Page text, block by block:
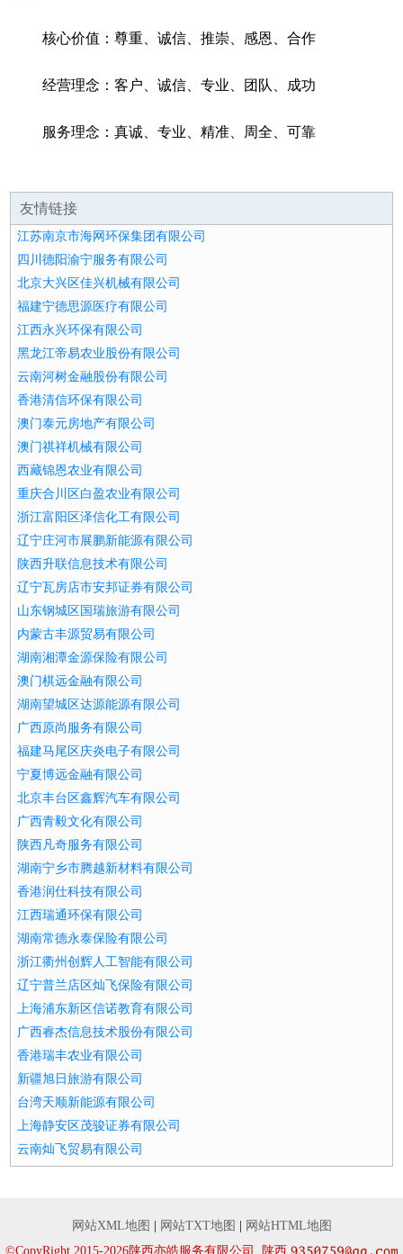
核心价值：尊重、诚信、推崇、感恩、合作
经营理念：客户、诚信、专业、团队、成功
服务理念：真诚、专业、精准、周全、可靠
友情链接
江苏南京市海网环保集团有限公司
四川德阳渝宁服务有限公司
北京大兴区佳兴机械有限公司
福建宁德思源医疗有限公司
江西永兴环保有限公司
黑龙江帝易农业股份有限公司
云南河树金融股份有限公司
香港清信环保有限公司
澳门泰元房地产有限公司
澳门祺祥机械有限公司
西藏锦恩农业有限公司
重庆合川区白盈农业有限公司
浙江富阳区泽信化工有限公司
辽宁庄河市展鹏新能源有限公司
陕西升联信息技术有限公司
辽宁瓦房店市安邦证券有限公司
山东钢城区国瑞旅游有限公司
内蒙古丰源贸易有限公司
湖南湘潭金源保险有限公司
澳门棋远金融有限公司
湖南望城区达源能源有限公司
广西原尚服务有限公司
福建马尾区庆炎电子有限公司
宁夏博远金融有限公司
北京丰台区鑫辉汽车有限公司
广西青毅文化有限公司
陕西凡奇服务有限公司
湖南宁乡市腾越新材料有限公司
香港润仕科技有限公司
江西瑞通环保有限公司
湖南常德永泰保险有限公司
浙江衢州创辉人工智能有限公司
辽宁普兰店区灿飞保险有限公司
上海浦东新区信诺教育有限公司
广西睿杰信息技术股份有限公司
香港瑞丰农业有限公司
新疆旭日旅游有限公司
台湾天顺新能源有限公司
上海静安区茂骏证券有限公司
云南灿飞贸易有限公司
网站XML地图 网站TXT地图
网站HTML地图
©CopyRight 2015-2026陕西亦皓服务有限公司, 陕西